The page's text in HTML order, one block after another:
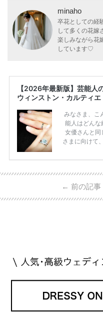
minaho
卒花としての経
して多くの花嫁
楽しみながら花
しています♡
【2026年最新版】芸能人
ウィンストン・カルティ
みなさま、こ
能人はどんな
女優さんと
さまに向けて
ーウィンスト
日本で人気
・愛用してい
← 前の記事